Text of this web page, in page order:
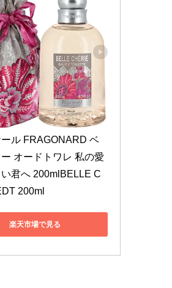
ル FRAGONARD ベ
オードトワレ 私の愛
君へ 200mlBELLE C
200ml
楽天市場で見る